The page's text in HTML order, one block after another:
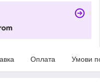
Оплата Умови